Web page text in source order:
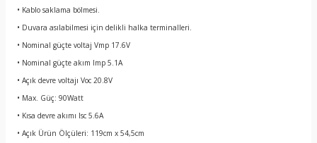
• Kablo saklama bölmesi.
• Duvara asılabilmesi için delikli halka terminalleri.
• Nominal güçte voltaj Vmp 17.6V
• Nominal güçte akım Imp 5.1A
• Açık devre voltajı Voc 20.8V
• Max. Güç: 90Watt
• Kısa devre akımı Isc 5.6A
• Açık Ürün Ölçüleri: 119cm x 54,5cm